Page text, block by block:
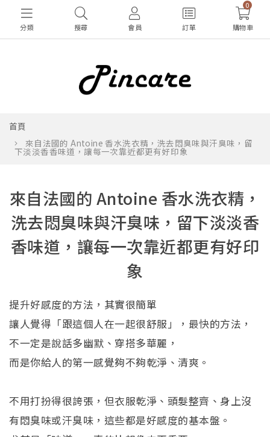
分類 搜尋 會員 訂單
0
購物車
首頁
來自法國的 Antoine 香水洗衣精，洗去悶臭味與汗臭味，留
下淡淡香香味道，讓每一次靠近都更有好印象
來自法國的 Antoine 香水洗衣精，
洗去悶臭味與汗臭味，留下淡淡香
香味道，讓每一次靠近都更有好印
象
提升好感度的方法，其實很簡單
讓人覺得「跟這個人在一起很舒服」，最快的方法，
不一定是說話多幽默、穿搭多華麗，
而是你給人的第一感覺夠不夠乾淨、清爽。
不用打扮得很誇張，但衣服乾淨、頭髮整齊、身上沒
有悶臭味或汗臭味，這些都是好感度的基本盤。